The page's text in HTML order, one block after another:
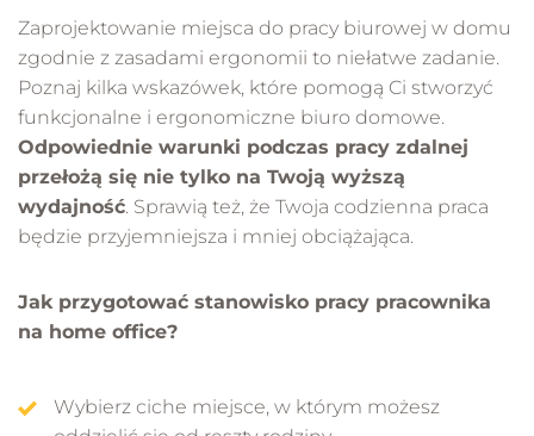
Zaprojektowanie miejsca do pracy biurowej w domu
zgodnie z zasadami ergonomii to niełatwe zadanie.
Poznaj kilka wskazówek, które pomogą Ci stworzyć
funkcjonalne i ergonomiczne biuro domowe.
Odpowiednie warunki podczas pracy zdalnej
przełożą się nie tylko na Twoją wyższą
wydajność. Sprawią też, że Twoja codzienna praca
będzie przyjemniejsza i mniej obciążająca.
Jak przygotować stanowisko pracy pracownika
na home office?
Wybierz ciche miejsce, w którym możesz